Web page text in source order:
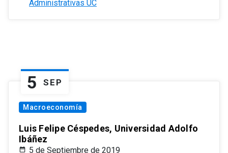
Administrativas UC
5 SEP
Macroeconomía
Luis Felipe Céspedes, Universidad Adolfo
Ibáñez
5 de Septiembre de 2019